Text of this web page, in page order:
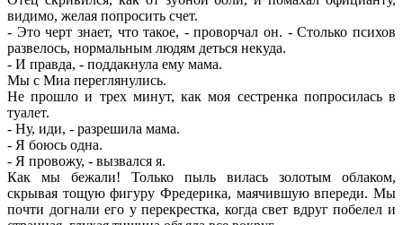
видимо, желая попросить счет.
- Это черт знает, что такое, - проворчал он. - Столько психов
развелось, нормальным людям деться некуда.
- И правда, - поддакнула ему мама.
Мы с Миа переглянулись.
Не прошло и трех минут, как моя сестренка попросилась в
туалет.
- Ну, иди, - разрешила мама.
- Я боюсь одна.
- Я провожу, - вызвался я.
Как мы бежали! Только пыль вилась золотым облаком,
скрывая тощую фигуру Фредерика, маячившую впереди. Мы
почти догнали его у перекрестка, когда свет вдруг побелел и